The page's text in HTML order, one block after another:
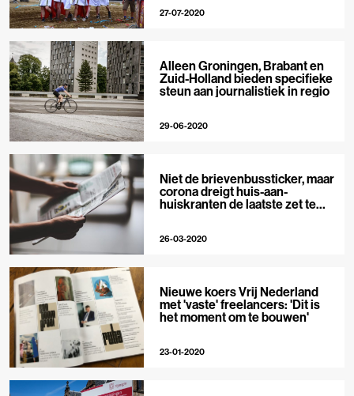
27-07-2020
Alleen Groningen, Brabant en
Zuid-Holland bieden specifieke
steun aan journalistiek in regio
29-06-2020
Niet de brievenbussticker, maar
corona dreigt huis-aan-
huiskranten de laatste zet te
26-03-2020
Nieuwe koers Vrij Nederland
met 'vaste' freelancers: 'Dit is
het moment om te bouwen'
23-01-2020